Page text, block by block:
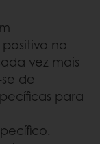
na
vez mais
de
para